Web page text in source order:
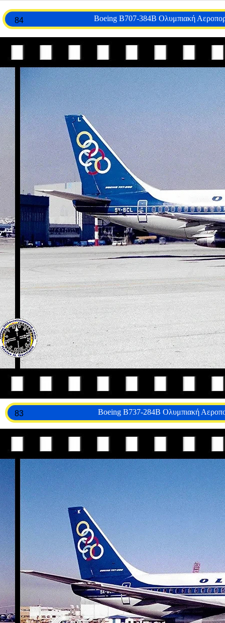
Boeing B737-284B Ολυμπιακή
83
Boeing B707-384B Ολυμπιακή
84